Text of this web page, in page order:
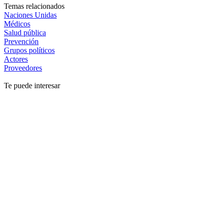
Temas relacionados
Naciones Unidas
Médicos
Salud pública
Prevención
Grupos políticos
Actores
Proveedores
Te puede interesar